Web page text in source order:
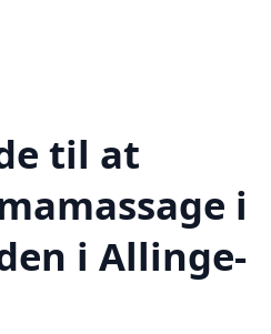
til at
i
i Allinge-